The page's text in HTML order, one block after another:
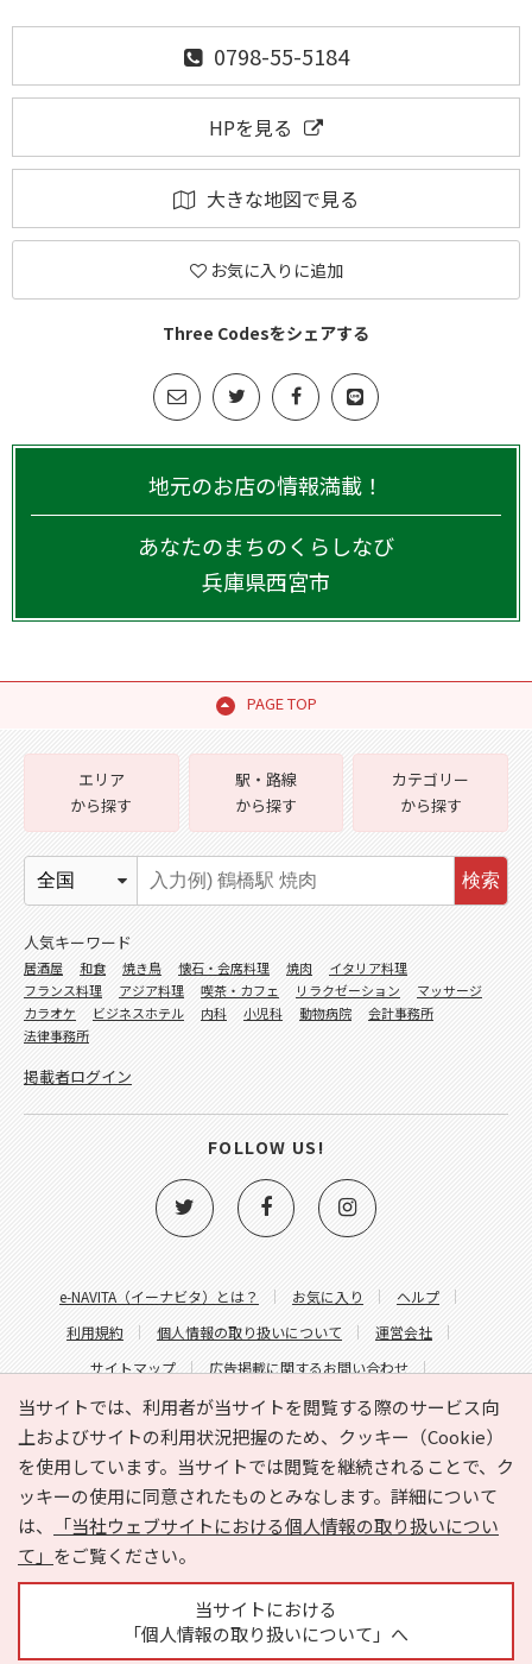
0798-55-5184
HPを見る
大きな地図で見る
お気に入りに追加
Three Codesをシェアする
地元のお店の情報満載！
あなたのまちのくらしなび
兵庫県西宮市
PAGE TOP
当サイトでは、利用者が当サイトを閲覧する際のサービス向
上およびサイトの利用状況把握のため、クッキー（Cookie）
を使用しています。当サイトでは閲覧を継続されることで、ク
ッキーの使用に同意されたものとみなします。詳細について
は、
「当社ウェブサイトにおける個人情報の取り扱いについ
て」 をご覧ください。
当サイトにおける
「個人情報の取り扱いについて」へ
e-NAVITA（イーナビタ）とは？ お気に入り
ヘルプ
利用規約
個人情報の取り扱いについて
運営会社
サイトマップ
広告掲載に関するお問い合わせ
サイトの内容に関するお問い合わせ
エリア
から探す
駅・路線
から探す
カテゴリー
から探す
検索
人気キーワード
居酒屋 和食 焼き鳥 懐石・会席料理 焼肉
イタリア料理
フランス料理
アジア料理 喫茶・カフェ リラクゼーション
マッサージ
カラオケ
ビジネスホテル 内科 小児科 動物病院
会計事務所
法律事務所
掲載者ログイン
FOLLOW US!
Copyright © HYOJITO.Co.,Ltd. All Rights Reserved.